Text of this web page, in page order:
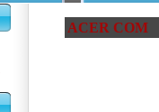
ACC
ACER COM